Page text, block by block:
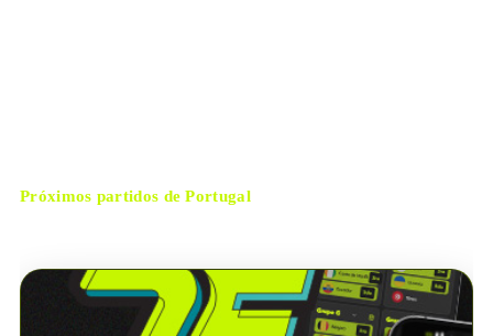
Próximos partidos dePortugal